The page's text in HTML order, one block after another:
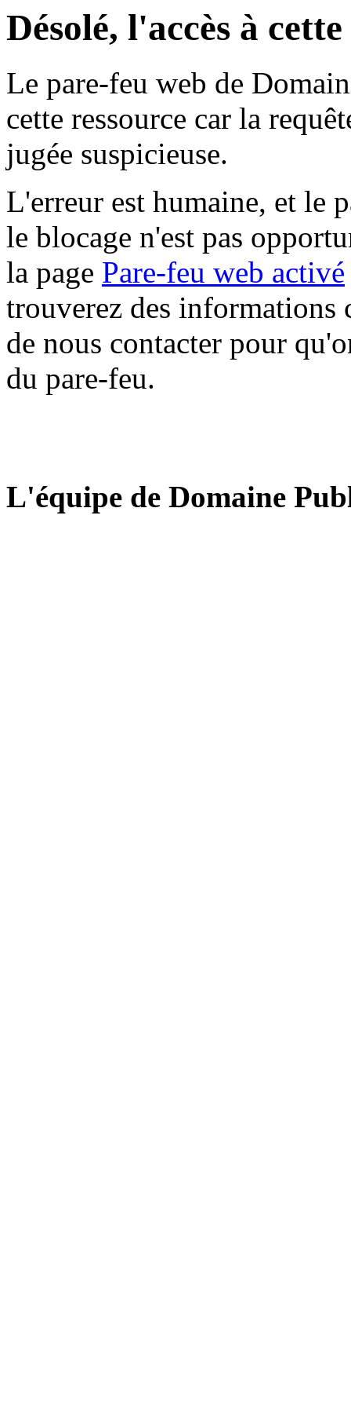
Désolé, l'accès à
Le pare-feu web de
cette ressource car la
jugée suspicieuse.
L'erreur est humaine, et le
le blocage n'est pas
la page Pare-feu web activé
trouverez des informations
de nous contacter pour
du pare-feu.
L'équipe de Domaine